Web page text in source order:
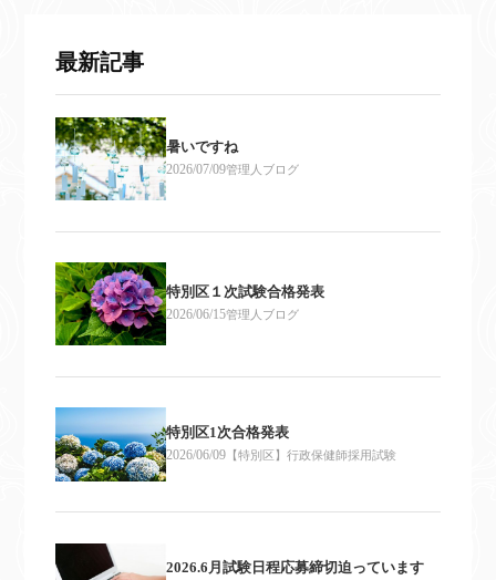
最新記事
暑いですね
2026/07/09管理人ブログ
特別区１次試験合格発表
2026/06/15管理人ブログ
特別区1次合格発表
2026/06/09【特別区】行政保健師採用試験
2026.6月試験日程応募締切迫っています